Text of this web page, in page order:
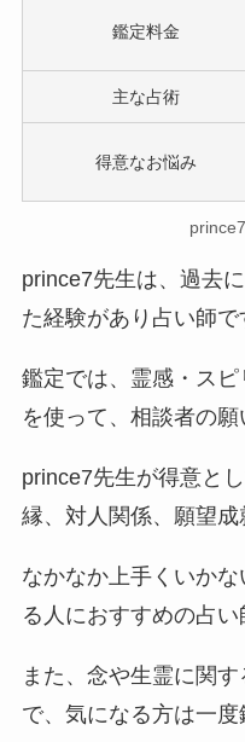
鑑定料金
主な占術
得意なお悩み
prince7先生は、過去
た経験があり占い師で
鑑定では、霊感・ス
を使って、相談者の願
prince7先生が得意と
縁、対人関係、願望成
なかなか上手くいか
る人におすすめの占い
また、念や生霊に関
で、気になる方は一